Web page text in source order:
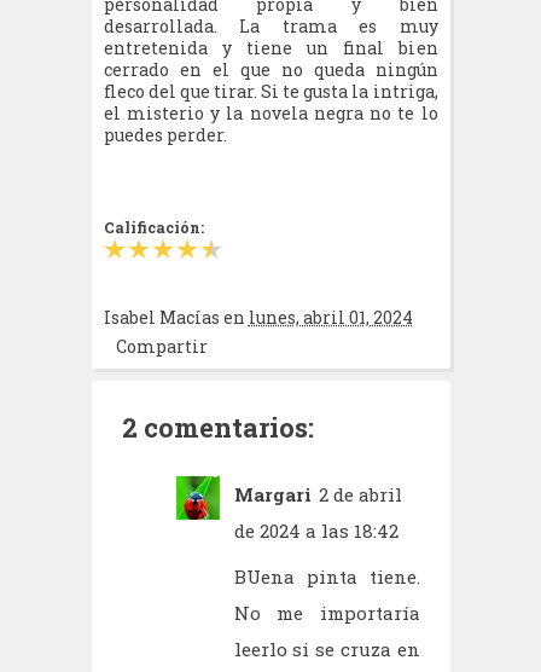
desarrollada. La trama es muy
entretenida y tiene un final bien
cerrado en el que no queda ningún
fleco del que tirar. Si te gusta la intriga,
el misterio y la novela negra no te lo
puedes perder.
Calificación:
Isabel Macías en lunes, abril 01, 2024
Compartir
2 comentarios:
Margari 2 de abril
de 2024 a las 18:42
BUena pinta tiene.
No me importaría
leerlo si se cruza en